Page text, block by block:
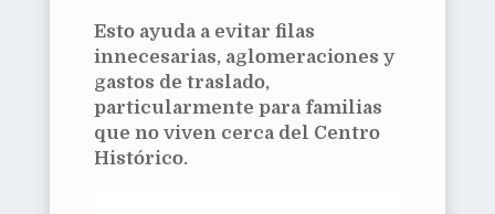
Esto ayuda a evitar filas
innecesarias, aglomeraciones y
gastos de traslado,
particularmente para familias
que no viven cerca del Centro
Histórico.